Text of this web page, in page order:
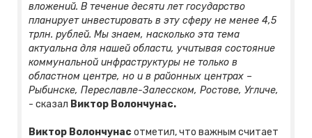
вложений. В течение десяти лет государство
планирует инвестировать в эту сферу не менее 4,5
трлн. рублей. Мы знаем, насколько эта тема
актуальна для нашей области, учитывая состояние
коммунальной инфраструктуры не только в
областном центре, но и в районных центрах –
Рыбинске, Переславле-Залесском, Ростове, Угличе,
- сказал Виктор Волончунас.
Виктор Волончунасотметил, что важным считает